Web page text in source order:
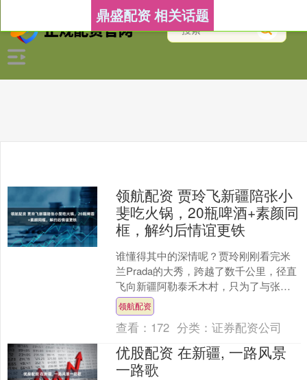
鼎盛配资 相关话题
领航配资 贾玲飞新疆陪张小
斐吃火锅，20瓶啤酒+素颜同
框，解约后情谊更铁
谁懂得其中的深情呢？贾玲刚刚看完米
兰Prada的大秀，跨越了数千公里，径直
飞向新疆阿勒泰禾木村，只为了与张小
斐的一场火锅之约。 在零下的严寒中，
两人素颜现身，毫....
领航配资
查看： 172 分类：证券配资公司
优股配资 在新疆, 一路风景
一路歌